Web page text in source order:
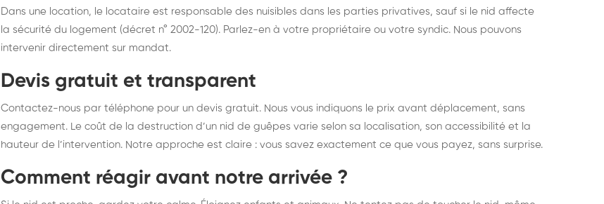
Dans une location, le locataire est responsable des nuisibles dans les parties privatives, sauf si le nid affecte
la sécurité du logement (décret n° 2002-120). Parlez-en à votre propriétaire ou votre syndic. Nous pouvons
intervenir directement sur mandat.
Devis gratuit et transparent
Contactez-nous par téléphone pour un devis gratuit. Nous vous indiquons le prix avant déplacement, sans
engagement. Le coût de la destruction d’un nid de guêpes varie selon sa localisation, son accessibilité et la
hauteur de l’intervention. Notre approche est claire : vous savez exactement ce que vous payez, sans surprise.
Comment réagir avant notre arrivée ?